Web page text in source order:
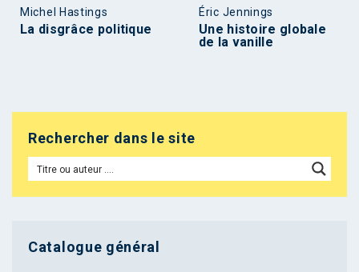
Michel Hastings
La disgrâce politique
Éric Jennings
Une histoire globale
de la vanille
Rechercher dans le site
Catalogue général